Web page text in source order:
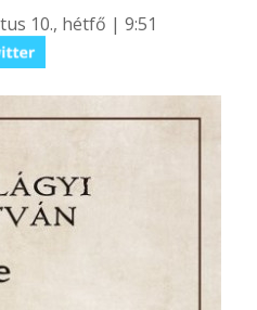
10., hétfő | 9:51